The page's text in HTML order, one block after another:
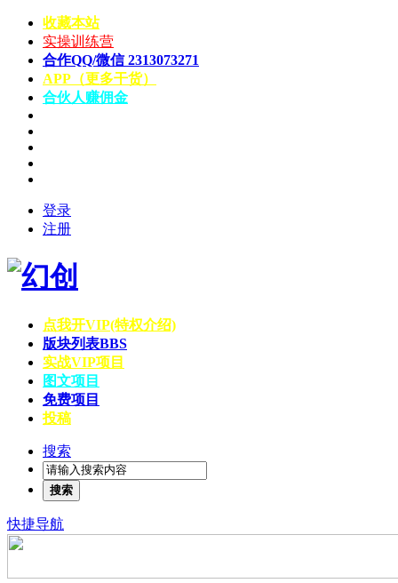
收藏本站
实操训练营
合作QQ/微信 2313073271
APP（更多干货）
合伙人赚佣金
登录
注册
点我开VIP(特权介绍)
版块列表BBS
实战VIP项目
图文项目
免费项目
投稿
搜索
搜索
快捷导航